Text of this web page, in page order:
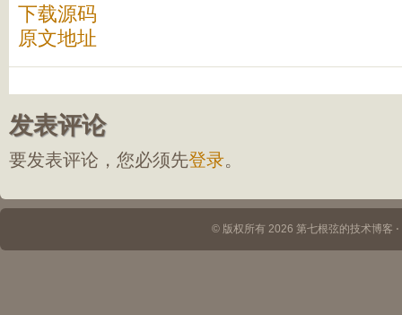
下载源码
原文地址
发表评论
要发表评论，您必须先登录。
© 版权所有 2026 第七根弦的技术博客